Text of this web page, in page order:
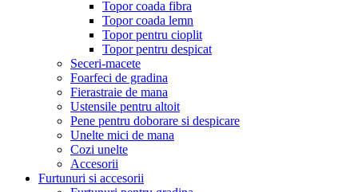
Topor coada fibra
Topor coada lemn
Topor pentru cioplit
Topor pentru despicat
Seceri-macete
Foarfeci de gradina
Fierastraie de mana
Ustensile pentru altoit
Pene pentru doborare si despicare
Unelte mici de mana
Cozi unelte
Accesorii
Furtunuri si accesorii